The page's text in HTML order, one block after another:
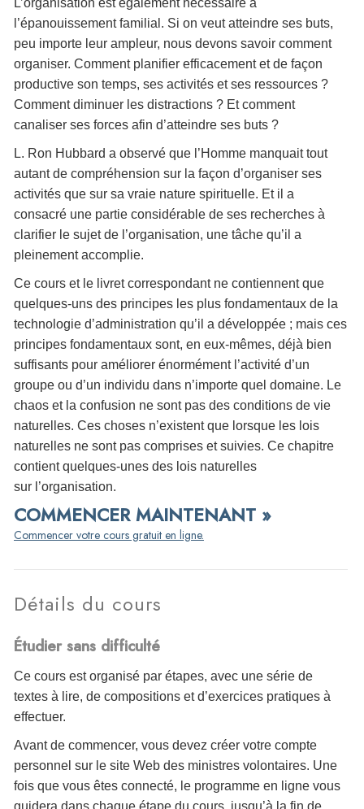
l’épanouissement familial. Si on veut atteindre ses buts,
peu importe leur ampleur, nous devons savoir comment
organiser. Comment planifier efficacement et de façon
productive son temps, ses activités et ses ressources ?
Comment diminuer les distractions ? Et comment
canaliser ses forces afin d’atteindre ses buts ?
L. Ron Hubbard a observé que l’Homme manquait tout
autant de compréhension sur la façon d’organiser ses
activités que sur sa vraie nature spirituelle. Et il a
consacré une partie considérable de ses recherches à
clarifier le sujet de l’organisation, une tâche qu’il a
pleinement accomplie.
Ce cours et le livret correspondant ne contiennent que
quelques-uns des principes les plus fondamentaux de la
technologie d’administration qu’il a développée ; mais ces
principes fondamentaux sont, en eux-mêmes, déjà bien
suffisants pour améliorer énormément l’activité d’un
groupe ou d’un individu dans n’importe quel domaine. Le
chaos et la confusion ne sont pas des conditions de vie
naturelles. Ces choses n’existent que lorsque les lois
naturelles ne sont pas comprises et suivies. Ce chapitre
contient quelques-unes des lois naturelles
sur l’organisation.
COMMENCER MAINTENANT »
Commencer votre cours gratuit en ligne.
Détails du cours
Étudier sans difficulté
Ce cours est organisé par étapes, avec une série de
textes à lire, de compositions et d’exercices pratiques à
effectuer.
Avant de commencer, vous devez créer votre compte
personnel sur le site Web des ministres volontaires. Une
fois que vous êtes connecté, le programme en ligne vous